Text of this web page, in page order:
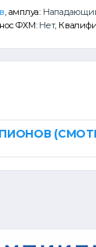
, амплуа:
ФХМ: Нет,